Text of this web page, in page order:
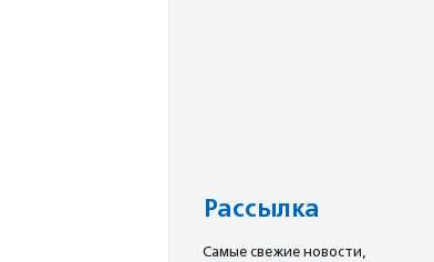
Рассылка
Cамые свежие новости,